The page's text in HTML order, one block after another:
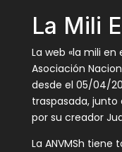
La Mili
La web «la mili en
Asociación
desde el 05/04/
traspasada,
por su creador
La ANVMSh tiene